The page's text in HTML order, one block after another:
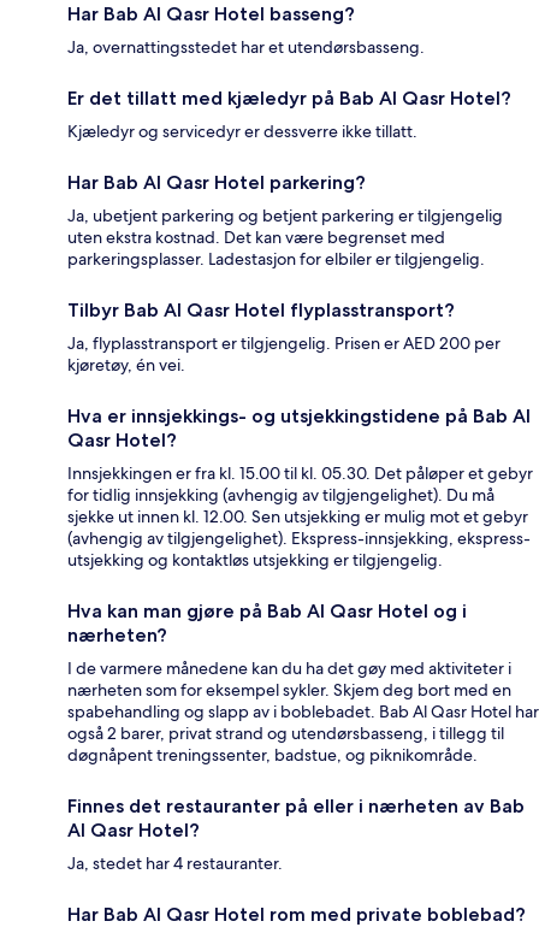
Har Bab Al Qasr Hotel basseng?
Ja, overnattingsstedet har et utendørsbasseng.
Er det tillatt med kjæledyr på Bab Al Qasr Hotel?
Kjæledyr og servicedyr er dessverre ikke tillatt.
Har Bab Al Qasr Hotel parkering?
Ja, ubetjent parkering og betjent parkering er tilgjengelig
uten ekstra kostnad. Det kan være begrenset med
parkeringsplasser. Ladestasjon for elbiler er tilgjengelig.
Tilbyr Bab Al Qasr Hotel flyplasstransport?
Ja, flyplasstransport er tilgjengelig. Prisen er AED 200 per
kjøretøy, én vei.
Hva er innsjekkings- og utsjekkingstidene på Bab Al
Qasr Hotel?
Innsjekkingen er fra kl. 15.00 til kl. 05.30. Det påløper et gebyr
for tidlig innsjekking (avhengig av tilgjengelighet). Du må
sjekke ut innen kl. 12.00. Sen utsjekking er mulig mot et gebyr
(avhengig av tilgjengelighet). Ekspress-innsjekking, ekspress-
utsjekking og kontaktløs utsjekking er tilgjengelig.
Hva kan man gjøre på Bab Al Qasr Hotel og i
nærheten?
I de varmere månedene kan du ha det gøy med aktiviteter i
nærheten som for eksempel sykler. Skjem deg bort med en
spabehandling og slapp av i boblebadet. Bab Al Qasr Hotel har
også 2 barer, privat strand og utendørsbasseng, i tillegg til
døgnåpent treningssenter, badstue, og piknikområde.
Finnes det restauranter på eller i nærheten av Bab
Al Qasr Hotel?
Ja, stedet har 4 restauranter.
Har Bab Al Qasr Hotel rom med private boblebad?